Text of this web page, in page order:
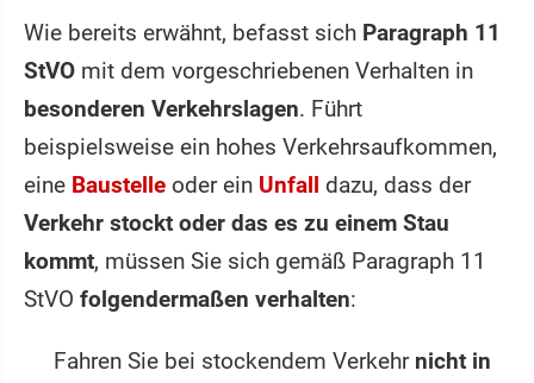
Wie bereits erwähnt, befasst sich Paragraph 11
StVO mit dem vorgeschriebenen Verhalten in
besonderen Verkehrslagen. Führt
beispielsweise ein hohes Verkehrsaufkommen,
eine Baustelle oder ein Unfall dazu, dass der
Verkehr stockt oder das es zu einem Stau
kommt, müssen Sie sich gemäß Paragraph 11
StVO folgendermaßen verhalten:
Fahren Sie bei stockendem Verkehr nicht in